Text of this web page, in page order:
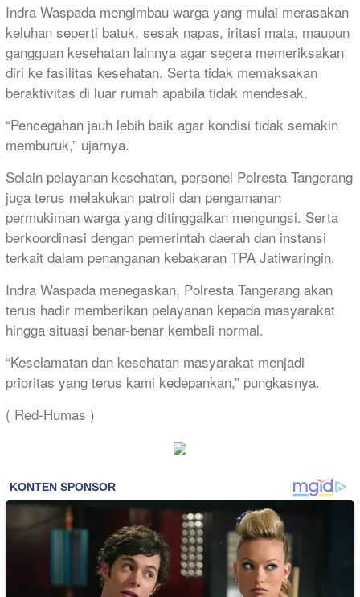
Indra Waspada mengimbau warga yang mulai merasakan
keluhan seperti batuk, sesak napas, iritasi mata, maupun
gangguan kesehatan lainnya agar segera memeriksakan
diri ke fasilitas kesehatan. Serta tidak memaksakan
beraktivitas di luar rumah apabila tidak mendesak.
“Pencegahan jauh lebih baik agar kondisi tidak semakin
memburuk,” ujarnya.
Selain pelayanan kesehatan, personel Polresta Tangerang
juga terus melakukan patroli dan pengamanan
permukiman warga yang ditinggalkan mengungsi. Serta
berkoordinasi dengan pemerintah daerah dan instansi
terkait dalam penanganan kebakaran TPA Jatiwaringin.
Indra Waspada menegaskan, Polresta Tangerang akan
terus hadir memberikan pelayanan kepada masyarakat
hingga situasi benar-benar kembali normal.
“Keselamatan dan kesehatan masyarakat menjadi
prioritas yang terus kami kedepankan,” pungkasnya.
( Red-Humas )